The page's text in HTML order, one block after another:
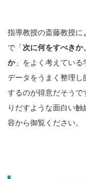
指導教授の斎藤教授に
で「次に何をすべきか
か」をよく考えている
データをうまく整理
するのが得意だそうで
りだすような面白い
容から御覧ください。